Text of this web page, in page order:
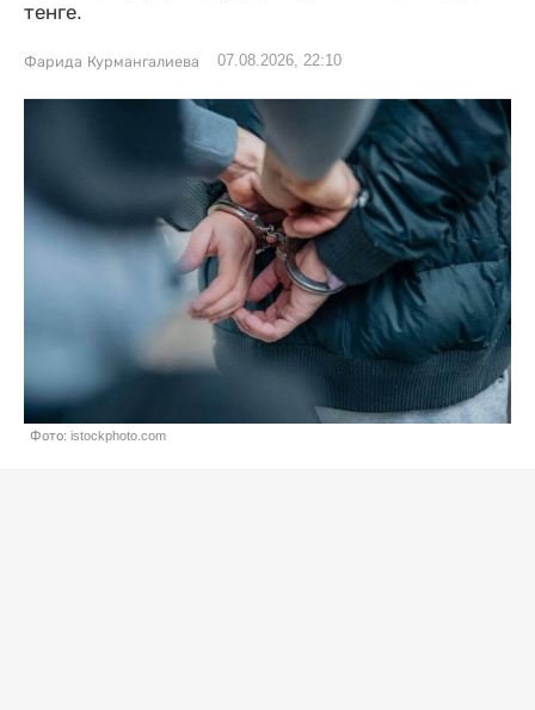
тенге.
Фарида Курмангалиева 07.08.2026, 22:10
Фото: istockphoto.com